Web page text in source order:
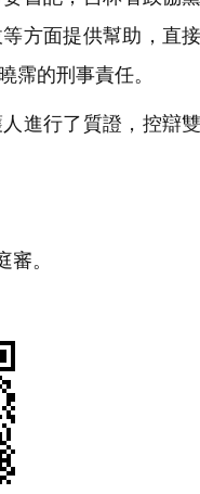
方面提供幫助，直
霈的刑事責任。
進行了質證，控辯
。